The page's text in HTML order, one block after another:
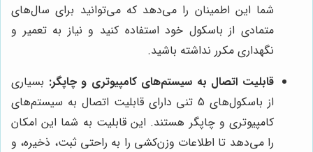
شما این اطمینان را می‌دهد که می‌توانید برای سال‌های
متمادی از باسکول خود استفاده کنید و نیاز به تعمیر و
نگهداری مکرر نداشته باشید.
قابلیت اتصال به سیستم‌های کامپیوتری و چاپگر: بسیاری
از باسکول‌های 5 تنی دارای قابلیت اتصال به سیستم‌های
کامپیوتری و چاپگر هستند. این قابلیت به شما این امکان
را می‌دهد تا اطلاعات وزن‌کشی را به راحتی ثبت، ذخیره، و